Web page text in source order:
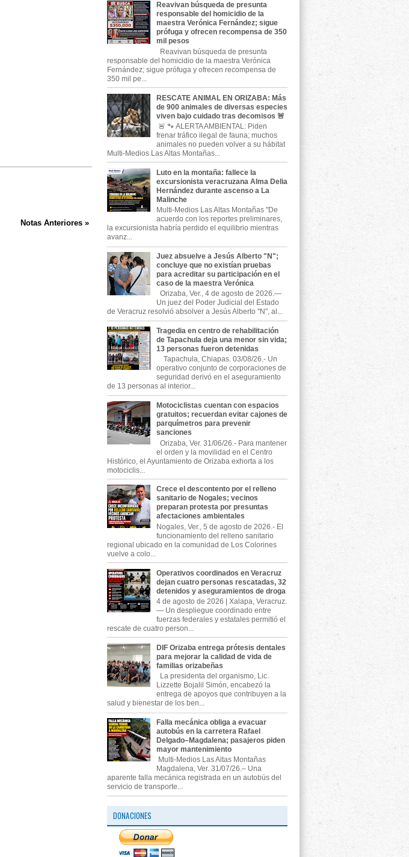
Notas Anteriores »
Reavivan búsqueda de presunta
responsable del homicidio de la
maestra Verónica Fernández; sigue
prófuga y ofrecen recompensa de 350
mil pesos
Reavivan búsqueda de presunta
responsable del homicidio de la maestra Verónica
Fernández; sigue prófuga y ofrecen recompensa de
350 mil pe...
RESCATE ANIMAL EN ORIZABA: Más
de 900 animales de diversas especies
viven bajo cuidado tras decomisos 🚨
🚨 🐾 ALERTA AMBIENTAL: Piden
frenar tráfico ilegal de fauna; muchos
animales no pueden volver a su hábitat
Multi-Medios Las Altas Montañas...
Luto en la montaña: fallece la
excursionista veracruzana Alma Delia
Hernández durante ascenso a La
Malinche
Multi-Medios Las Altas Montañas "De
acuerdo con los reportes preliminares,
la excursionista habría perdido el equilibrio mientras
avanz...
Juez absuelve a Jesús Alberto "N";
concluye que no existían pruebas
para acreditar su participación en el
caso de la maestra Verónica
Orizaba, Ver., 4 de agosto de 2026.—
Un juez del Poder Judicial del Estado
de Veracruz resolvió absolver a Jesús Alberto "N", al...
Tragedia en centro de rehabilitación
de Tapachula deja una menor sin vida;
13 personas fueron detenidas
Tapachula, Chiapas. 03/08/26.- Un
operativo conjunto de corporaciones de
seguridad derivó en el aseguramiento
de 13 personas al interior...
Motociclistas cuentan con espacios
gratuitos; recuerdan evitar cajones de
parquímetros para prevenir
sanciones
Orizaba, Ver. 31/06/26.- Para mantener
el orden y la movilidad en el Centro
Histórico, el Ayuntamiento de Orizaba exhorta a los
motociclis...
Crece el descontento por el relleno
sanitario de Nogales; vecinos
preparan protesta por presuntas
afectaciones ambientales
Nogales, Ver., 5 de agosto de 2026.- El
funcionamiento del relleno sanitario
regional ubicado en la comunidad de Los Colorines
vuelve a colo...
Operativos coordinados en Veracruz
dejan cuatro personas rescatadas, 32
detenidos y aseguramientos de droga
4 de agosto de 2026 | Xalapa, Veracruz.
— Un despliegue coordinado entre
fuerzas federales y estatales permitió el
rescate de cuatro person...
DIF Orizaba entrega prótesis dentales
para mejorar la calidad de vida de
familias orizabeñas
La presidenta del organismo, Lic.
Lizzette Bojalil Simón, encabezó la
entrega de apoyos que contribuyen a la
salud y bienestar de los ben...
Falla mecánica obliga a evacuar
autobús en la carretera Rafael
Delgado–Magdalena; pasajeros piden
mayor mantenimiento
Multi-Medios Las Altas Montañas
Magdalena, Ver. 31/07/26.– Una
aparente falla mecánica registrada en un autobús del
servicio de transporte...
DONACIONES